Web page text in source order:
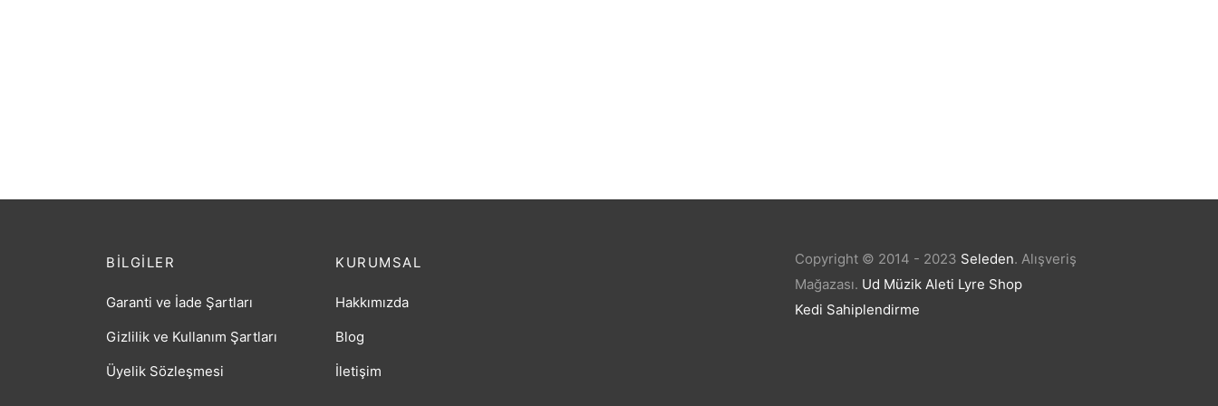
Copyright © 2014 - 2023 Seleden. Alışveriş
Mağazası. Ud Müzik Aleti Lyre Shop
Kedi Sahiplendirme
KURUMSAL
Hakkımızda
Blog
İletişim
BILGILER
Garanti ve İade Şartları
Gizlilik ve Kullanım Şartları
Üyelik Sözleşmesi